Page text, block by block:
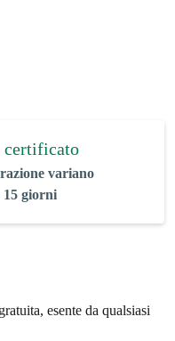
certificato
variano
15 giorni
esente da qualsiasi